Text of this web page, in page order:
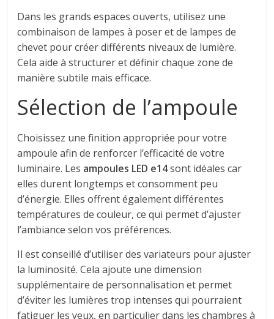
Dans les grands espaces ouverts, utilisez une
combinaison de lampes à poser et de lampes de
chevet pour créer différents niveaux de lumière.
Cela aide à structurer et définir chaque zone de
manière subtile mais efficace.
Sélection de l’ampoule
Choisissez une finition appropriée pour votre
ampoule afin de renforcer l’efficacité de votre
luminaire. Les ampoules LED e14sont idéales car
elles durent longtemps et consomment peu
d’énergie. Elles offrent également différentes
températures de couleur, ce qui permet d’ajuster
l’ambiance selon vos préférences.
Il est conseillé d’utiliser des variateurs pour ajuster
la luminosité. Cela ajoute une dimension
supplémentaire de personnalisation et permet
d’éviter les lumières trop intenses qui pourraient
fatiguer les yeux, en particulier dans les chambres à